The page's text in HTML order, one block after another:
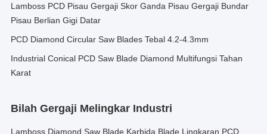
Lamboss PCD Pisau Gergaji Skor Ganda Pisau Gergaji Bundar
Pisau Berlian Gigi Datar
PCD Diamond Circular Saw Blades Tebal 4.2-4.3mm
Industrial Conical PCD Saw Blade Diamond Multifungsi Tahan
Karat
Bilah Gergaji Melingkar Industri
Lamboss Diamond Saw Blade Karbida Blade Lingkaran PCD